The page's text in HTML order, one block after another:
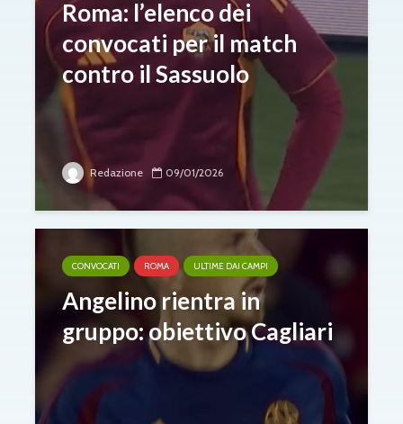
Roma: l’elenco dei
convocati per il match
contro il Sassuolo
Redazione 09/01/2026
CONVOCATI ROMA ULTIME DAI CAMPI
Angelino rientra in
gruppo: obiettivo Cagliari